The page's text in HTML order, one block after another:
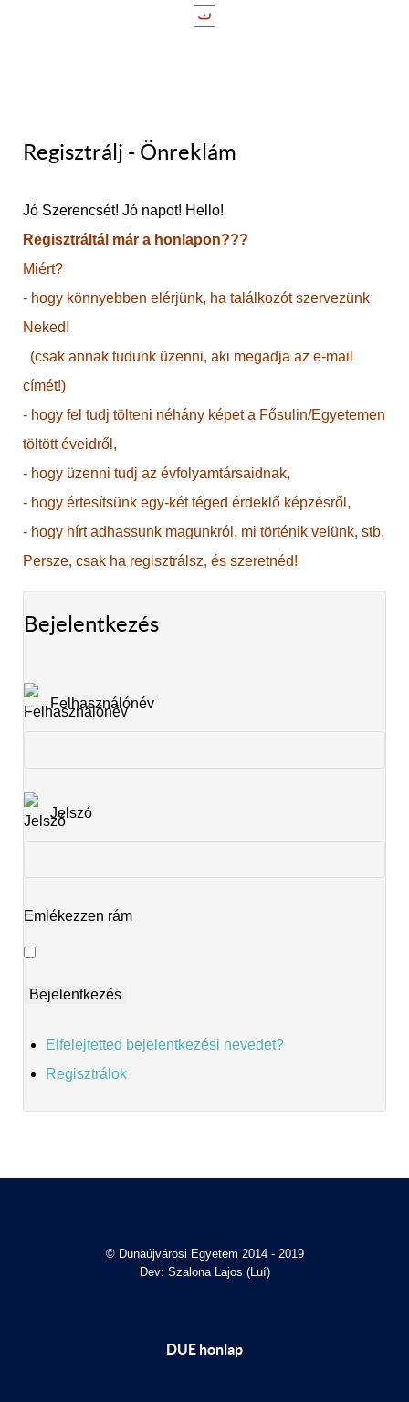
Regisztrálj - Önreklám
Jó Szerencsét! Jó napot! Hello!
Regisztráltál már a honlapon???
Miért?
- hogy könnyebben elérjünk, ha találkozót szervezünk
Neked!
(csak annak tudunk üzenni, aki megadja az e-mail
címét!)
- hogy fel tudj tölteni néhány képet a Fősulin/Egyetemen
töltött éveidről,
- hogy üzenni tudj az évfolyamtársaidnak,
- hogy értesítsünk egy-két téged érdeklő képzésről,
- hogy hírt adhassunk magunkról, mi történik velünk, stb.
Persze, csak ha regisztrálsz, és szeretnéd!
Bejelentkezés
Felhasználónév
Jelszó
Emlékezzen rám
Elfelejtetted bejelentkezési nevedet?
Regisztrálok
© Dunaújvárosi Egyetem 2014 - 2019
Dev: Szalona Lajos (Luí)
DUE honlap